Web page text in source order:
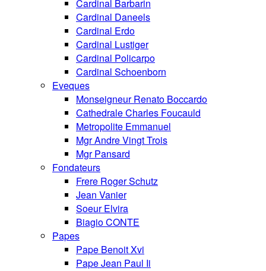
Cardinal Barbarin
Cardinal Daneels
Cardinal Erdo
Cardinal Lustiger
Cardinal Policarpo
Cardinal Schoenborn
Eveques
Monseigneur Renato Boccardo
Cathedrale Charles Foucauld
Metropolite Emmanuel
Mgr Andre Vingt Trois
Mgr Pansard
Fondateurs
Frere Roger Schutz
Jean Vanier
Soeur Elvira
Biagio CONTE
Papes
Pape Benoit Xvi
Pape Jean Paul Ii